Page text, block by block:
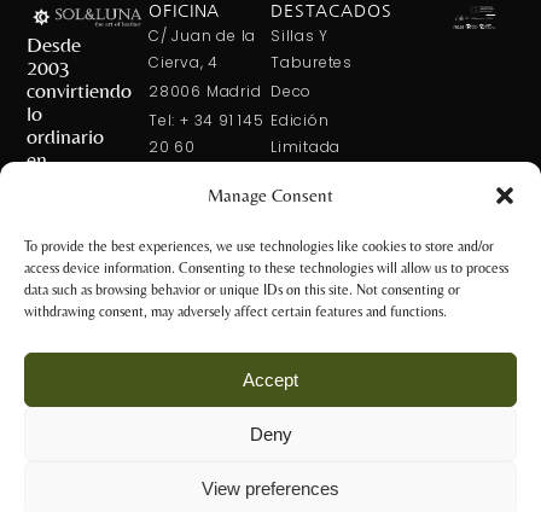
Manage Consent
To provide the best experiences, we use technologies like cookies to store and/or
access device information. Consenting to these technologies will allow us to process
data such as browsing behavior or unique IDs on this site. Not consenting or
withdrawing consent, may adversely affect certain features and functions.
Accept
Deny
View preferences
Desde
2003
convirtiendo
lo
ordinario
en
OFICINA
C/ Juan de la
Cierva, 4
28006 Madrid
Tel: + 34 91 145
20 60
TIENDA
C/ Núñez de
+34 917 81 28
+34 600 421 113
DESTACADOS
Sillas Y
Taburetes
Deco
Edición
Limitada
Mesa
Chic